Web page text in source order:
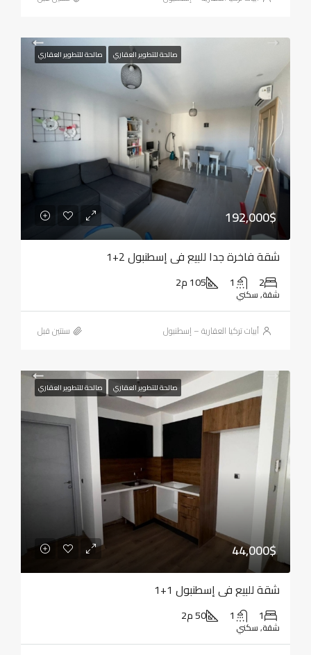
صالحة للتطوير العقاري صالحة للتطوير العقاري
192,000$
شقة فاخرة جدا للبيع في إسطنبول 2+1
2
1 105 م2
شقة, سكني
أبيات تركيا العقارية – إسطنبول ‏سنتين قبل
صالحة للتطوير العقاري صالحة للتطوير العقاري
44,000$
شقة للبيع في إسطنبول 1+1
1
1 50 م2
شقة, سكني